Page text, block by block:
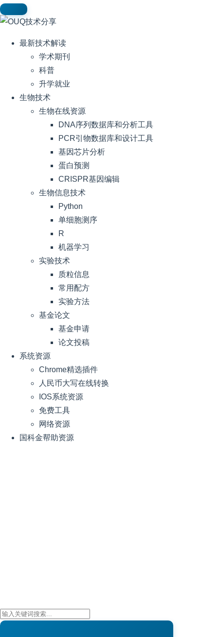
最新技术解读
学术期刊
科普
升学就业
生物技术
生物在线资源
DNA序列数据库和分析工具
PCR引物数据库和设计工具
基因芯片分析
蛋白预测
CRISPR基因编辑
生物信息技术
Python
单细胞测序
R
机器学习
实验技术
质粒信息
常用配方
实验方法
基金论文
基金申请
论文投稿
系统资源
Chrome精选插件
人民币大写在线转换
IOS系统资源
免费工具
网络资源
国科金帮助资源